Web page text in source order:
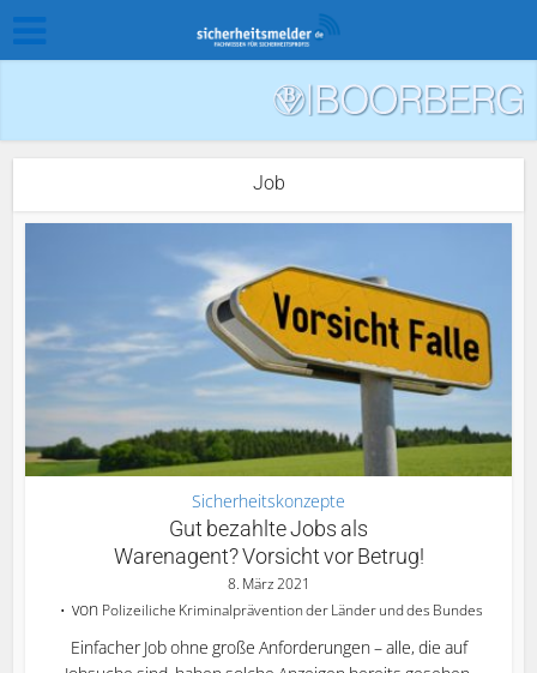
Job
Sicherheitskonzepte
Gut bezahlte Jobs als
Warenagent? Vorsicht vor Betrug!
8. März 2021
von Polizeiliche Kriminalprävention der Länder und des Bundes
Einfacher Job ohne große Anforderungen – alle, die auf